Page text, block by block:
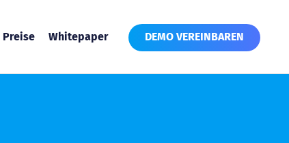
Preise Whitepaper DEMO VEREINBAREN